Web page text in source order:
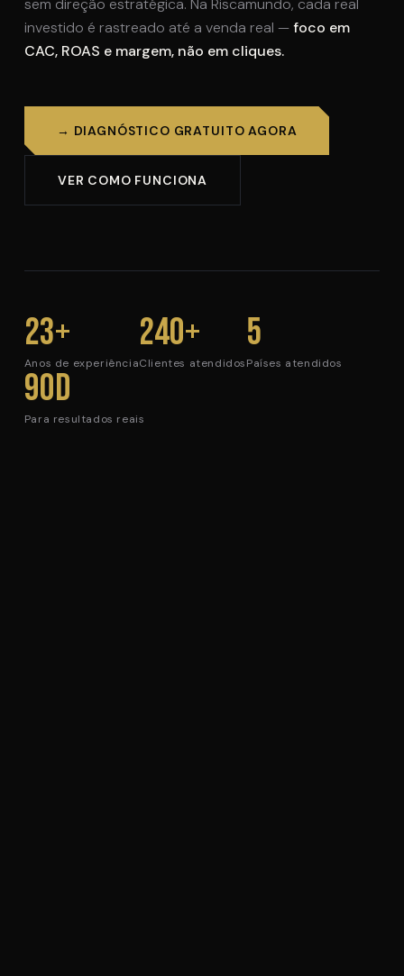
sem direção estratégica. Na Riscamundo, cada real
investido é rastreado até a venda real —foco em
CAC, ROAS e margem, não em cliques.
→ DIAGNÓSTICO GRATUITO AGORA
VER COMO FUNCIONA
23+
Anos de experiência
240+
Clientes atendidos
5
Países atendidos
90d
Para resultados reais